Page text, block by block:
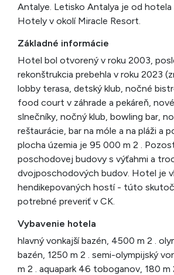
Antalye. Letisko Antalya je od hotela
Hotely v okolí Miracle Resort.
Základné informácie
Hotel bol otvorený v roku 2003,
rekonštrukcia prebehla v roku 2023
lobby terasa, detský klub, nočné
food court v záhrade a pekáreň,
slnečníky, nočný klub, bowling bar,
reštaurácie, bar na móle a na pláži a
plocha územia je 95 000 m 2 .
poschodovej budovy s výťahmi a
dvojposchodových budov. Hotel je
hendikepovaných hostí - túto
potrebné preveriť v CK.
Vybavenie hotela
hlavný vonkajší bazén, 4500 m 2 .
bazén, 1250 m 2 . semi-olympijský
m 2 . aquapark 46 toboganov, 180 m